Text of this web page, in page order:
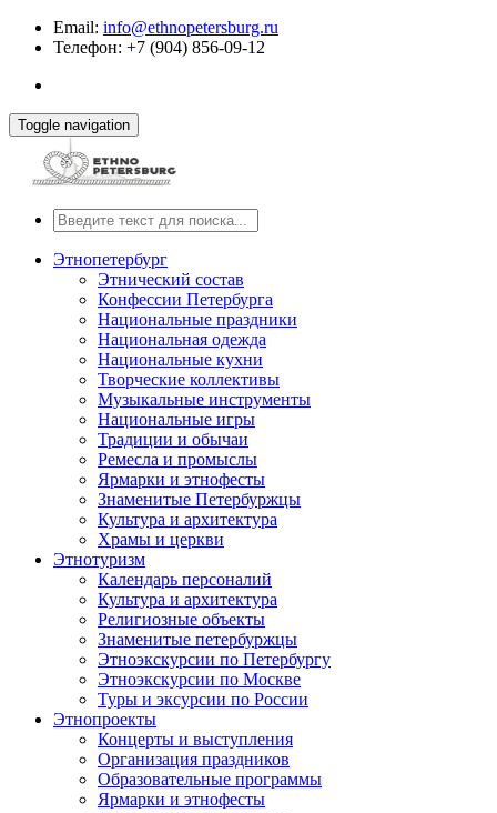
Email: info@ethnopetersburg.ru
Телефон: +7 (904) 856-09-12
Toggle navigation
Этнопетербург
Этнический состав
Конфессии Петербурга
Национальные праздники
Национальная одежда
Национальные кухни
Творческие коллективы
Музыкальные инструменты
Национальные игры
Традиции и обычаи
Ремесла и промыслы
Ярмарки и этнофесты
Знаменитые Петербуржцы
Культура и архитектура
Храмы и церкви
Этнотуризм
Календарь персоналий
Культура и архитектура
Религиозные объекты
Знаменитые петербуржцы
Этноэкскурсии по Петербургу
Этноэкскурсии по Москве
Туры и эксурсии по России
Этнопроекты
Концерты и выступления
Организация праздников
Образовательные программы
Ярмарки и этнофесты